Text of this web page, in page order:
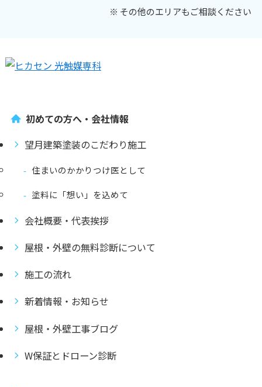
※ その他のエリアもご相談ください
初めての方へ・会社情報
望月建築塗装のこだわり施工
住まいのかかりつけ医として
塗料に「想い」を込めて
会社概要・代表挨拶
屋根・外壁の無料診断について
施工の流れ
新着情報・お知らせ
屋根・外壁工事ブログ
W保証とドローン診断